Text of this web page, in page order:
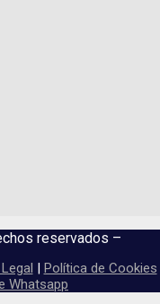
reservados –
Política de Cookies
Whatsapp